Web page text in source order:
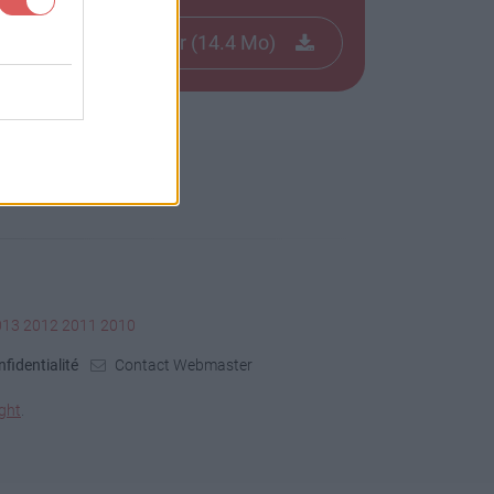
Télécharger le fichier (14.4 Mo)
2012 2011 2010
Contact Webmaster